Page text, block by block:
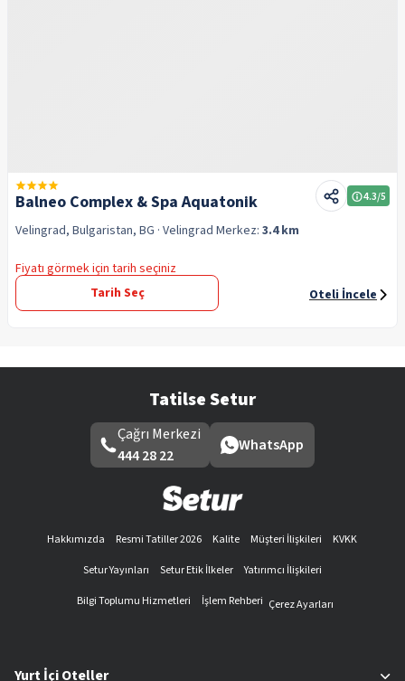
Balneo Complex & Spa Aquatonik 4.3/5
Velingrad, Bulgaristan, BG · Velingrad Merkez: 3.4 km
Fiyatı görmek için tarih seçiniz
Tarih Seç
Oteli İncele
Tatilse Setur
Çağrı Merkezi
444 28 22
WhatsApp
Hakkımızda Resmi Tatiller 2026 Kalite Müşteri İlişkileri
KVKK
Setur Yayınları
Setur Etik İlkeler
Yatırımcı İlişkileri
Bilgi Toplumu Hizmetleri
İşlem Rehberi Çerez Ayarları
Yurt İçi Oteller